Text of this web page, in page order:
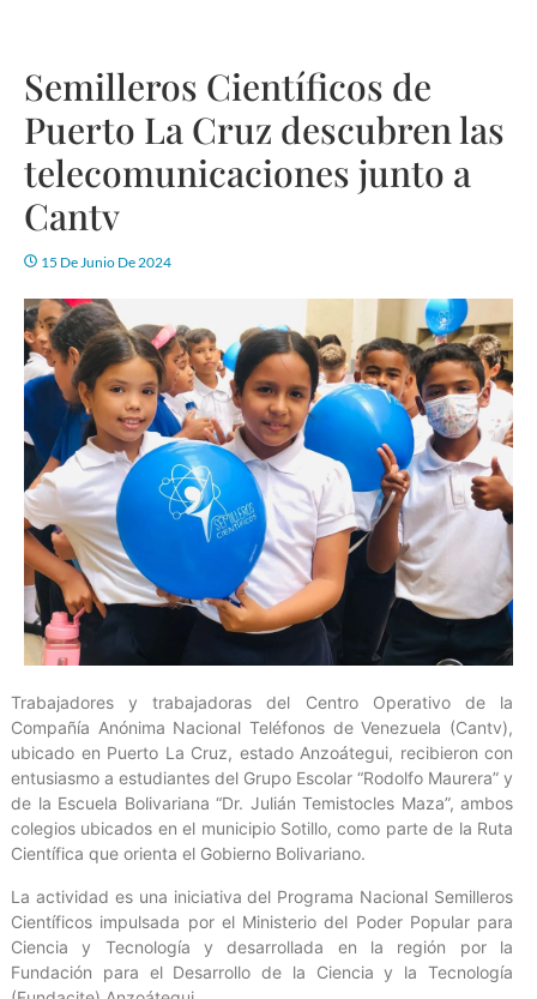
Semilleros Científicos de
Puerto La Cruz descubren las
telecomunicaciones junto a
Cantv
15 De Junio De 2024
Trabajadores y trabajadoras del Centro Operativo de la
Compañía Anónima Nacional Teléfonos de Venezuela (Cantv),
ubicado en Puerto La Cruz, estado Anzoátegui, recibieron con
entusiasmo a estudiantes del Grupo Escolar “Rodolfo Maurera” y
de la Escuela Bolivariana “Dr. Julián Temistocles Maza”, ambos
colegios ubicados en el municipio Sotillo, como parte de la Ruta
Científica que orienta el Gobierno Bolivariano.
La actividad es una iniciativa del Programa Nacional Semilleros
Científicos impulsada por el Ministerio del Poder Popular para
Ciencia y Tecnología y desarrollada en la región por la
Fundación para el Desarrollo de la Ciencia y la Tecnología